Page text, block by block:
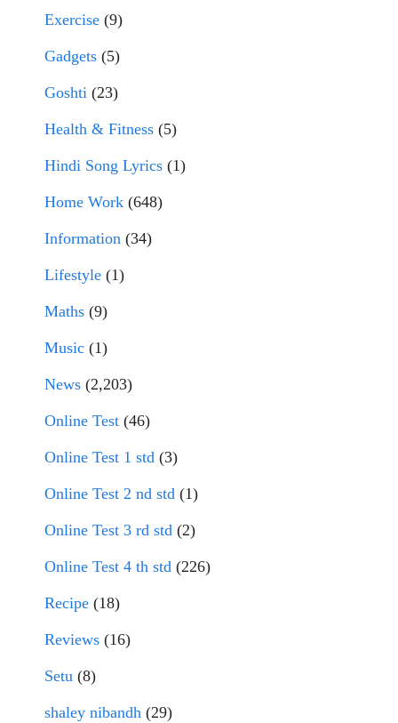
Exercise (9)
Gadgets (5)
Goshti (23)
Health & Fitness (5)
Hindi Song Lyrics (1)
Home Work (648)
Information (34)
Lifestyle (1)
Maths (9)
Music (1)
News (2,203)
Online Test (46)
Online Test 1 std (3)
Online Test 2 nd std (1)
Online Test 3 rd std (2)
Online Test 4 th std (226)
Recipe (18)
Reviews (16)
Setu (8)
shaley nibandh (29)